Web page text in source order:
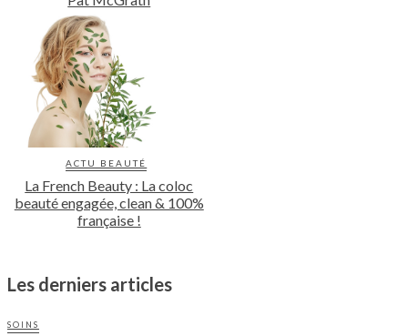
ACTU BEAUTÉ
La French Beauty : La coloc
beauté engagée, clean & 100%
française !
Les derniers articles
SOINS